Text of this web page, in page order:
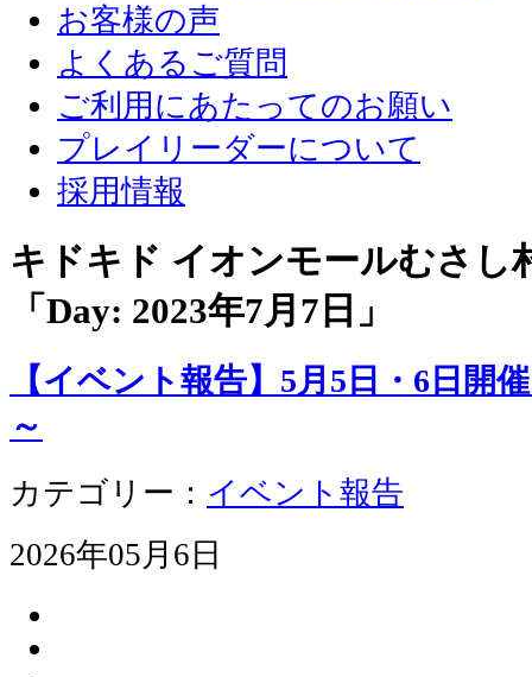
お客様の声
よくあるご質問
ご利用にあたってのお願い
プレイリーダーについて
採用情報
キドキド イオンモールむさ
「Day: 2023年7月7日 」
【イベント報告】5月5日・6日開
～
カテゴリー： イベント報告
2026年05月6日